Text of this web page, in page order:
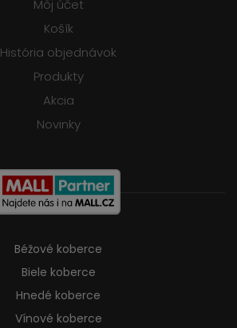
Môj účet
Košík
História objednávok
Produkty
Akcia
Novinky
Béžové koberce
Biele koberce
Hnedé koberce
Vínové koberce